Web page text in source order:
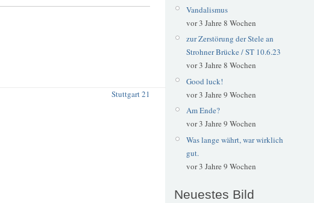
Stuttgart 21
Vandalismus
vor 3 Jahre 8 Wochen
zur Zerstörung der Stele an
Strohner Brücke / ST 10.6.23
vor 3 Jahre 8 Wochen
Good luck!
vor 3 Jahre 9 Wochen
Am Ende?
vor 3 Jahre 9 Wochen
Was lange währt, war wirklich
gut.
vor 3 Jahre 9 Wochen
Neuestes Bild